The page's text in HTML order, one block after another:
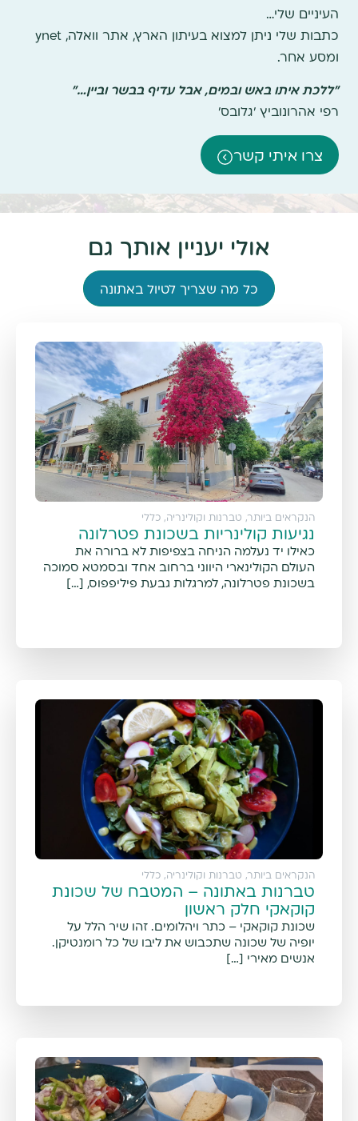
העיניים שלי…
כתבות שלי ניתן למצוא בעיתון הארץ, אתר וואלה, ynet
ומסע אחר.
"ללכת איתו באש ובמים, אבל עדיף בבשר וביין…"
רפי אהרונוביץ 'גלובס'
צרו איתי קשר
אולי יעניין אותך גם
כל מה שצריך לטיול באתונה
הנקראים ביותר, טברנות וקולינריה, כללי
נגיעות קולינריות בשכונת פטרלונה
כאילו יד נעלמה הניחה בצפיפות לא ברורה את
העולם הקולינארי היווני ברחוב אחד ובסמטא סמוכה
בשכונת פטרלונה, למרגלות גבעת פיליפפוס, […]
הנקראים ביותר, טברנות וקולינריה, כללי
טברנות באתונה – המטבח של שכונת
קוקאקי חלק ראשון
שכונת קוקאקי – כתר ויהלומים. זהו שיר הלל על
יופיה של שכונה שתכבוש את ליבו של כל רומנטיקן.
אנשים מאירי […]